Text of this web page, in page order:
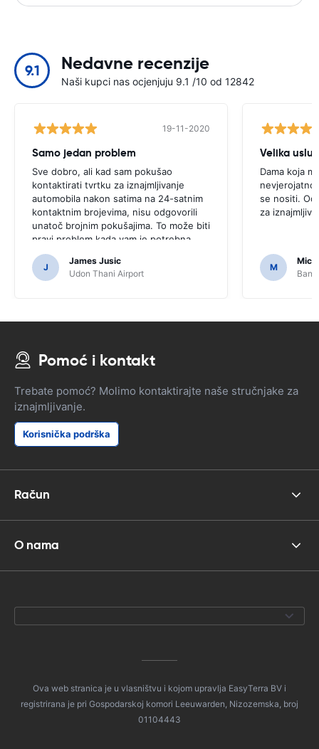
9.1 Nedavne recenzije
Naši kupci nas ocjenjuju 9.1 /10 od 12842
19-11-2020
Samo jedan problem
Sve dobro, ali kad sam pokušao
kontaktirati tvrtku za iznajmljivanje
automobila nakon satima na 24-satnim
kontaktnim brojevima, nisu odgovorili
unatoč brojnim pokušajima. To može biti
pravi problem kada vam je potrebna
pomoć s uslugama ili automobilom.
J
James Jusic
Udon Thani Airport
Velika
Dama koja
nevjerojatno
se nositi.
za
M
Pomoć i kontakt
Trebate pomoć? Molimo kontaktirajte naše stručnjake za
iznajmljivanje.
Korisnička podrška
Račun
O nama
Ova web stranica je u vlasništvu i kojom upravlja EasyTerra BV i
registrirana je pri Gospodarskoj komori Leeuwarden, Nizozemska, broj
01104443